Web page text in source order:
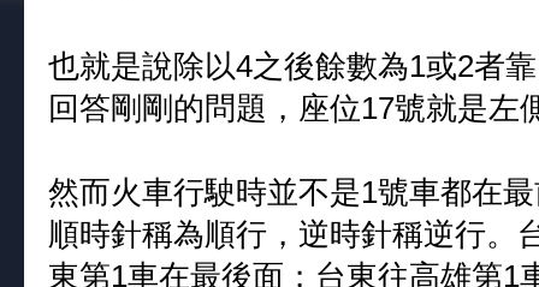
也就是說除以4之後餘數為1或2者
回答剛剛的問題，座位17號就是左
然而火車行駛時並不是1號車都在
順時針稱為順行，逆時針稱逆行。
東第1車在最後面；台東往高雄第1